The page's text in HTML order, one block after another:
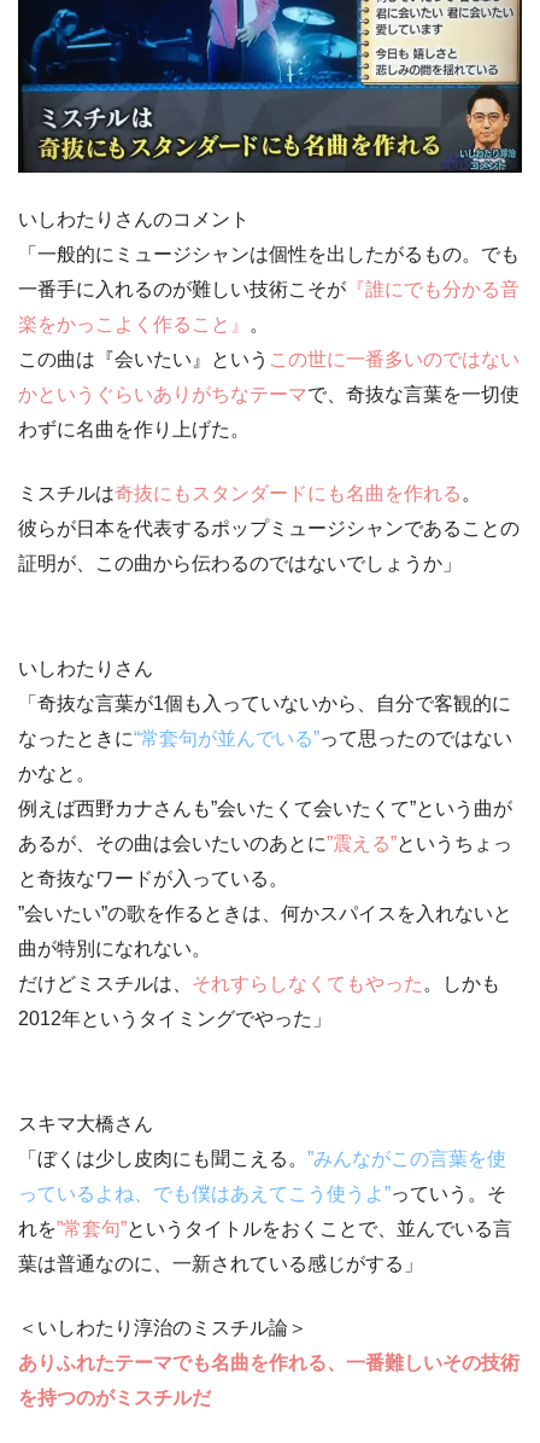
いしわたりさんのコメント
「一般的にミュージシャンは個性を出したがるもの。でも
一番手に入れるのが難しい技術こそが 『誰にでも分かる音
楽をかっこよく作ること』
。
この曲は 『会いたい』 という この世に一番多いのではない
かというぐらいありがちなテーマで、 奇抜な言葉を一切使
わずに名曲を作り上げた 。
ミスチルは奇抜にもスタンダードにも名曲を作れる 。
彼らが日本を代表するポップミュージシャンであることの
証明が、この曲から伝わるのではないでしょうか」
いしわたりさん
「奇抜な言葉が1個も入っていないから、自分で客観的に
なったときに“常套句が並んでいる”って思ったのではない
かなと。
例えば西野カナさんも”会いたくて会いたくて”という曲が
あるが、その曲は会いたいのあとに”震える”というちょっ
と奇抜なワードが入っている。
”会いたい”の歌を作るときは、何かスパイスを入れないと
曲が特別になれない。
だけどミスチルは、 それすらしなくてもやった 。しかも
2012年というタイミングでやった」
スキマ大橋さん
「ぼくは少し皮肉にも聞こえる。 ”みんながこの言葉を使
っているよね、でも僕はあえてこう使うよ”っていう。そ
れを”常套句”というタイトルをおくことで、並んでいる言
葉は普通なのに、一新されている感じがする」
＜いしわたり淳治のミスチル論＞
ありふれたテーマでも名曲を作れる、一番難しいその技術
を持つのがミスチルだ